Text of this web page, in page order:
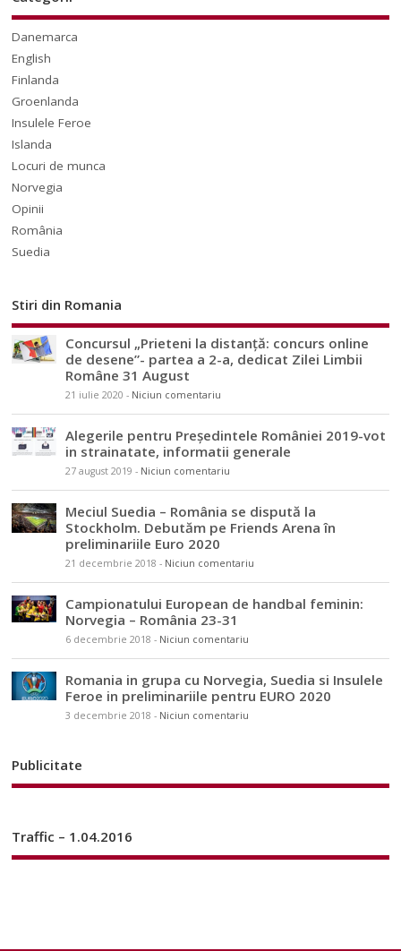
Danemarca
English
Finlanda
Groenlanda
Insulele Feroe
Islanda
Locuri de munca
Norvegia
Opinii
România
Suedia
Stiri din Romania
Concursul „Prieteni la distanță: concurs online
de desene”- partea a 2-a, dedicat Zilei Limbii
Române 31 August
21 iulie 2020 - Niciun comentariu
Alegerile pentru Președintele României 2019-vot
in strainatate, informatii generale
27 august 2019 - Niciun comentariu
Meciul Suedia – România se dispută la
Stockholm. Debutăm pe Friends Arena în
preliminariile Euro 2020
21 decembrie 2018 - Niciun comentariu
Campionatului European de handbal feminin:
Norvegia – România 23-31
6 decembrie 2018 - Niciun comentariu
Romania in grupa cu Norvegia, Suedia si Insulele
Feroe in preliminariile pentru EURO 2020
3 decembrie 2018 - Niciun comentariu
Publicitate
Traffic – 1.04.2016